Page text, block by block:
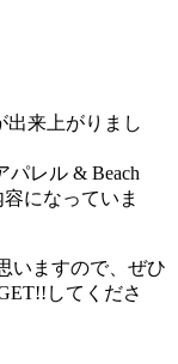
出来上がりまし
レル & Beach
になっていま
いますので、ぜひ
してくださ